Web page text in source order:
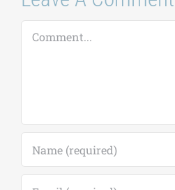
Leave A Comment
Comment